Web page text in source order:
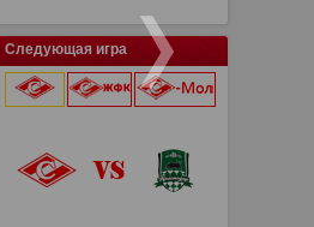
Следующая игра